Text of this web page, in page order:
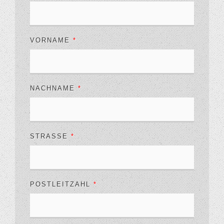
VORNAME *
NACHNAME *
STRASSE *
POSTLEITZAHL*